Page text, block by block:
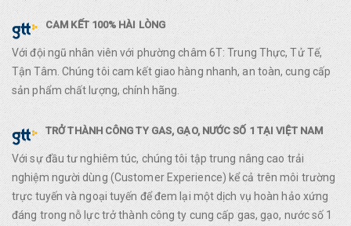
CAM KẾT 100% HÀI LÒNG
Với đội ngũ nhân viên với phường châm 6T: Trung Thực, Tử Tế,
Tận Tâm. Chúng tôi cam kết giao hàng nhanh, an toàn, cung cấp
sản phẩm chất lượng, chính hãng.
TRỞ THÀNH CÔNG TY GAS, GẠO, NƯỚC SỐ 1 TẠI VIỆT NAM
Với sự đầu tư nghiêm túc, chúng tôi tập trung nâng cao trải
nghiệm người dùng (Customer Experience) kể cả trên môi trường
trực tuyến và ngoại tuyến để đem lại một dịch vụ hoàn hảo xứng
đáng trong nỗ lực trở thành công ty cung cấp gas, gạo, nước số 1